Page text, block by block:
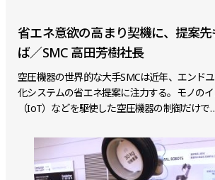
省エネ意欲の高まり契機に、提案
ば／SMC 高田芳樹社長
空圧機器の世界的な大手SMCは近年、エンド
化システムの省エネ提案に注力する。モノの
（IoT）などを駆使した空圧機器の制御だけ